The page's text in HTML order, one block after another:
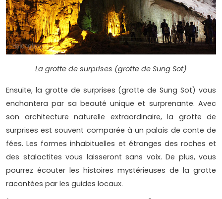
La grotte de surprises (grotte de Sung Sot)
Ensuite, la grotte de surprises (grotte de Sung Sot) vous
enchantera par sa beauté unique et surprenante. Avec
son architecture naturelle extraordinaire, la grotte de
surprises est souvent comparée à un palais de conte de
fées. Les formes inhabituelles et étranges des roches et
des stalactites vous laisseront sans voix. De plus, vous
pourrez écouter les histoires mystérieuses de la grotte
racontées par les guides locaux.